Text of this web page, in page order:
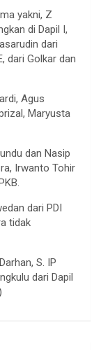
yakni, Z
di Dapil I,
dari
dari Golkar dan
Agus
Maryusta
dan Nasip
Irwanto Tohir
dari PDI
tidak
S. IP
dari Dapil